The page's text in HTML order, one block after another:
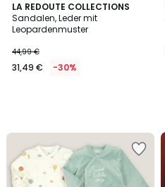
LA REDOUTE COLLECTIONS
Sandalen, Leder mit
Leopardenmuster
44,99 €
31,49 € -30%